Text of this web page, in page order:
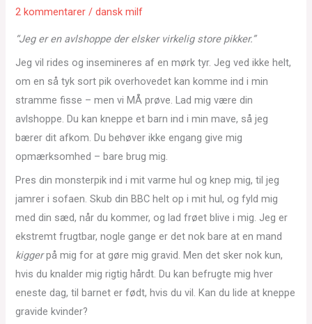
2 kommentarer /dansk milf
“Jeg er en avlshoppe der elsker virkelig store pikker.”
Jeg vil rides og insemineres af en mørk tyr. Jeg ved ikke helt,
om en så tyk sort pik overhovedet kan komme ind i min
stramme fisse – men vi MÅ prøve. Lad mig være din
avlshoppe. Du kan kneppe et barn ind i min mave, så jeg
bærer dit afkom. Du behøver ikke engang give mig
opmærksomhed – bare brug mig.
Pres din monsterpik ind i mit varme hul og knep mig, til jeg
jamrer i sofaen. Skub din BBC helt op i mit hul, og fyld mig
med din sæd, når du kommer, og lad frøet blive i mig. Jeg er
ekstremt frugtbar, nogle gange er det nok bare at en mand
kiggerpå mig for at gøre mig gravid. Men det sker nok kun,
hvis du knalder mig rigtig hårdt. Du kan befrugte mig hver
eneste dag, til barnet er født, hvis du vil. Kan du lide at kneppe
gravide kvinder?